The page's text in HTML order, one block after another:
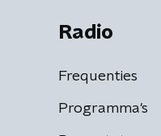
Radio
Frequenties
Programma's